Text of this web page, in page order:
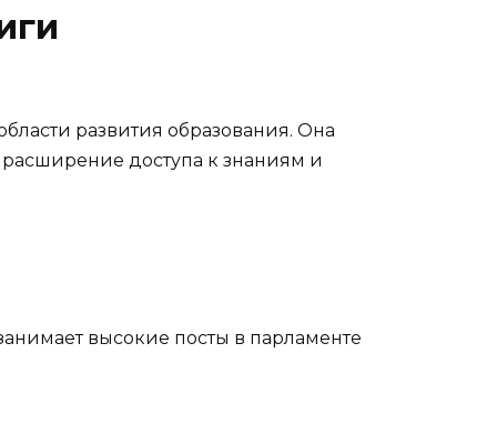
развития образования. Она
доступа к знаниям и
высокие посты в парламенте